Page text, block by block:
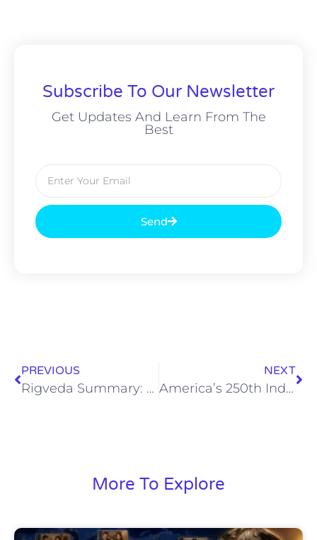
Subscribe To Our Newsletter
Get Updates And Learn From The
Best
Send
PREVIOUS
Rigveda Summary: The Ancient Treasure of Human Wisdom | Krishna Guruji
NEXT
America’s 250th Independence Day: Global Prayer for Humanity and World Peace by Krishna Guruji
More To Explore